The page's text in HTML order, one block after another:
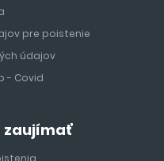
pre poistenie
údajov
- Covid
zaujímať